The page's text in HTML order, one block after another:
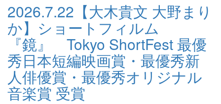
2026.7.22 【大木貴文 大野まり
か】ショートフィルム
『鏡』 Tokyo ShortFest 最優
秀日本短編映画賞・最優秀新
人俳優賞・最優秀オリジナル
音楽賞 受賞